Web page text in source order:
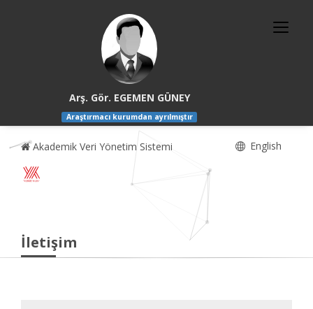
Arş. Gör. EGEMEN GÜNEY
Araştırmacı kurumdan ayrılmıştır
Akademik Veri Yönetim Sistemi English
İletişim